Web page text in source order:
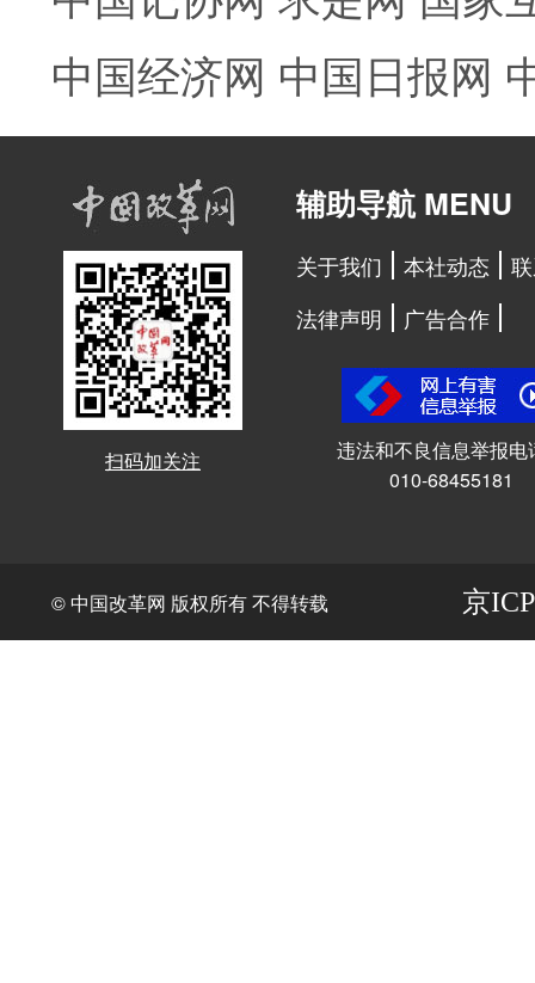
中国经济网 中国日报网
扫码加关注
辅助导航 MENU
关于我们 本社动态
法律声明
广告合作
违法和不良信息举报电
010-68455181
© 中国改革网 版权所有 不得转载 京